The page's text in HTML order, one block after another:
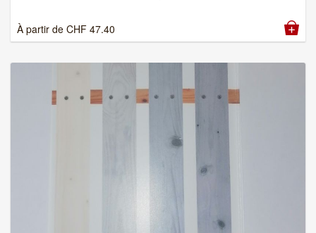
À partir de CHF 47.40